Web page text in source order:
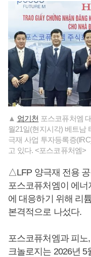
▲ 엄기천 포스코퓨처엠
월21일(현지시각) 베트남
극재 사업 투자등록증
고 있다. <포스코퓨처엠>
△LFP 양극재 전용
포스코퓨처엠이 에
에 대응하기 위해 리
본격적으로 나섰다.
포스코퓨처엠과 피노
크놀로지는 2026년 5